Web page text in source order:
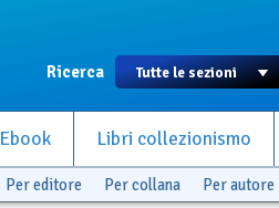
Ricerca
Ebook Libri collezionismo
Per editore Per collana Per autore